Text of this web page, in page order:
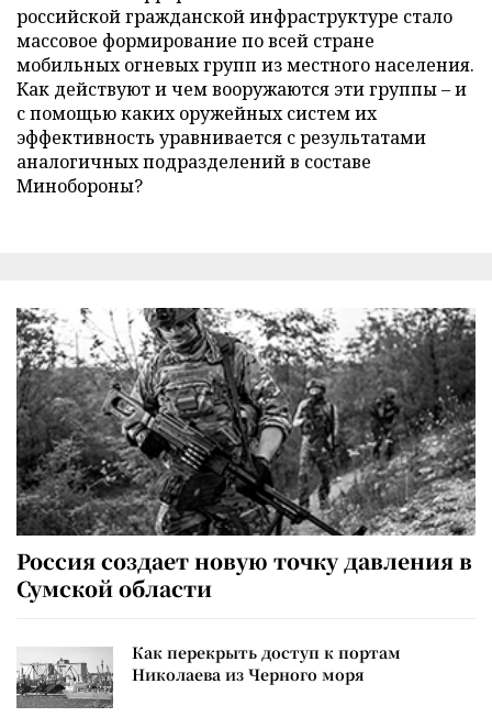
российской гражданской инфраструктуре стало
массовое формирование по всей стране
мобильных огневых групп из местного населения.
Как действуют и чем вооружаются эти группы – и
с помощью каких оружейных систем их
эффективность уравнивается с результатами
аналогичных подразделений в составе
Минобороны?
Россия создает новую точку давления в
Сумской области
Как перекрыть доступ к портам
Николаева из Черного моря